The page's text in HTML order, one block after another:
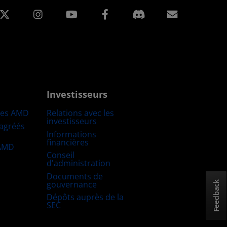
Instagram Facebook
AMD
Investisseurs
Relations avec les
investisseurs
Informations
financières
Conseil
d'administration
Documents de
gouvernance
Dépôts auprès de la
SEC Feedback